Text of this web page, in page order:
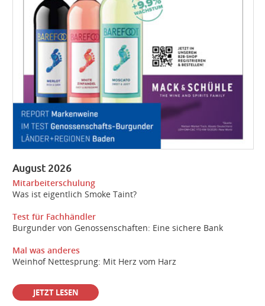
August 2026
Mitarbeiterschulung
Was ist eigentlich Smoke Taint?
Test für Fachhändler
Burgunder von Genossenschaften: Eine sichere Bank
Mal was anderes
Weinhof Nettesprung: Mit Herz vom Harz
JETZT LESEN